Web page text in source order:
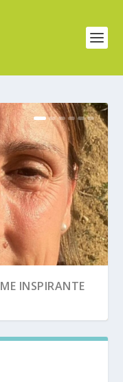
INSPIRANTE